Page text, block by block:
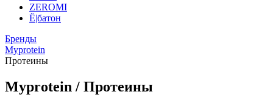
ZEROMI
Ё|батон
Бренды
Myprotein
Протеины
Myprotein / Протеины